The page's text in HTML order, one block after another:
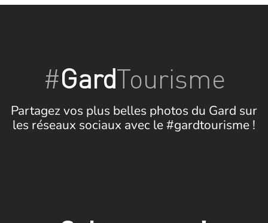
#GardTourisme
Partagez vos plus belles photos du Gard sur
les réseaux sociaux avec le #gardtourisme !